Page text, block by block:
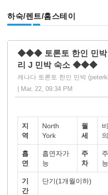
하숙/렌트/홈스테이
◆◆◆ 토론토 한인 민박
리 J 민박 숙소 ◆◆◆
캐나다 토론토 한인 민박
| Mar, 22, 09:34 PM
지
역
North
York
월
세
의
흡
연
흡연자가
능
주
차
능
기
간
단기(1개월이하)